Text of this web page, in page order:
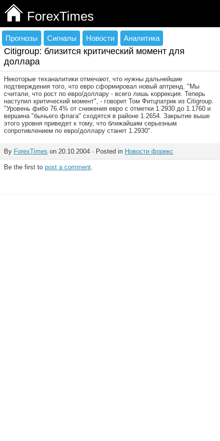
ForexTimes
Прогнозы Сигналы Новости Аналитика
Citigroup: близится критический момент для
доллара
Некоторые теханалитики отмечают, что нужны дальнейшие
подтверждения того, что евро сформировал новый аптренд. "Мы
считали, что рост по евро/доллару - всего лишь коррекция. Теперь
наступил критический момент", - говорит Том Фитцпатрик из Citigroup.
"Уровень фибо 76.4% от снижения евро с отметки 1.2930 до 1.1760 и
вершина "бычьего флага" сходятся в районе 1.2654. Закрытие выше
этого уровня приведет к тому, что ближайшим серьезным
сопротивлением по евро/доллару станет 1.2930".
By ForexTimes on 20.10.2004 · Posted in Новости форекс
Be the first to post a comment.